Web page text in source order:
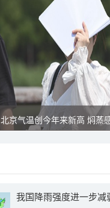
北京气温创今年来新高 焖蒸